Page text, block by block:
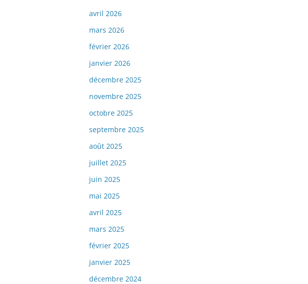
avril 2026
mars 2026
février 2026
janvier 2026
décembre 2025
novembre 2025
octobre 2025
septembre 2025
août 2025
juillet 2025
juin 2025
mai 2025
avril 2025
mars 2025
février 2025
janvier 2025
décembre 2024